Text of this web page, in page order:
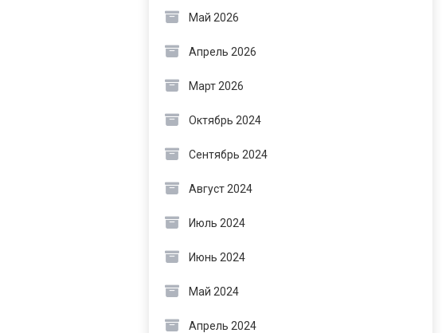
Май 2026
Апрель 2026
Март 2026
Октябрь 2024
Сентябрь 2024
Август 2024
Июль 2024
Июнь 2024
Май 2024
Апрель 2024